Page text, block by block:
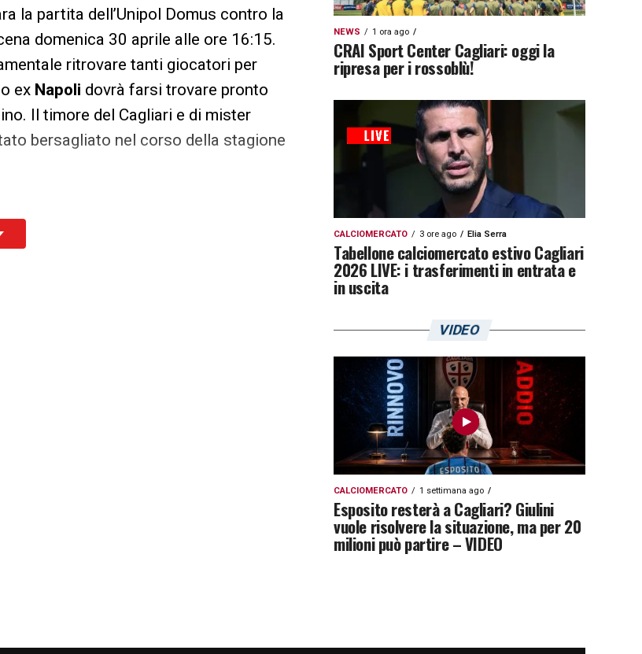
la partita dell’Unipol Domus contro la
domenica 30 aprile alle ore 16:15.
ritrovare tanti giocatori per
ex Napoli dovrà farsi trovare pronto
Il timore del Cagliari e di mister
bersagliato nel corso della stagione
NEWS 1 ora ago
CRAI Sport Center Cagliari: oggi la
ripresa per i rossoblù!
CALCIOMERCATO 3 ore ago Elia Serra
Tabellone calciomercato estivo Cagliari
2026 LIVE: i trasferimenti in entrata e
in uscita
VIDEO
CALCIOMERCATO 1 settimana ago
Esposito resterà a Cagliari? Giulini
vuole risolvere la situazione, ma per 20
milioni può partire – VIDEO